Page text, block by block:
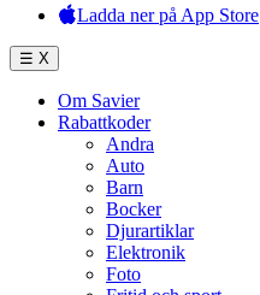
Ladda ner på App Store
☰ X
Om Savier
Rabattkoder
Andra
Auto
Barn
Bocker
Djurartiklar
Elektronik
Foto